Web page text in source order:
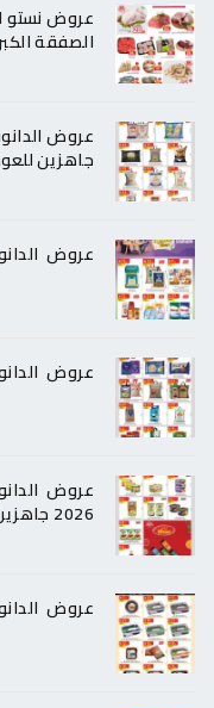
الصفقة
جاهزين
عروض الدانوب
عروض الدانوب
2026 جاهزين للعودة
عروض الدانوب